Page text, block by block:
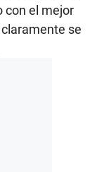
con el mejor
se